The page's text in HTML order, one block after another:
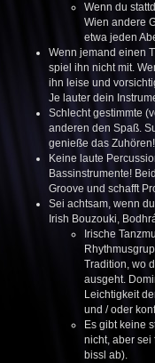
Wenn du
Wien andere
etwa jeden
Wenn jemand einen
spiel ihn nicht mit.
ihn leise und
Je lauter dein
Schlecht gestimmte
anderen den Spaß.
genieße das Zuhören!
Keine laute
Bassinstrumente!
Groove und schafft
Sei achtsam, wenn
Irish Bouzouki,
Irische
Tradition, wo
ausgeht.
Leichtigkeit
und / oder
Es gibt keine
nicht, aber sei
bissl ab).